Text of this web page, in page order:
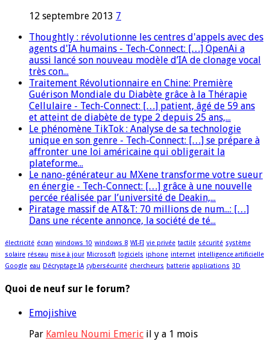
12 septembre 2013 7
Thoughtly : révolutionne les centres d'appels avec des
agents d'IA humains - Tech-Connect: […] OpenAi a
aussi lancé son nouveau modèle d’IA de clonage vocal
très con...
Traitement Révolutionnaire en Chine: Première
Guérison Mondiale du Diabète grâce à la Thérapie
Cellulaire - Tech-Connect: […] patient, âgé de 59 ans
et atteint de diabète de type 2 depuis 25 ans,...
Le phénomène TikTok : Analyse de sa technologie
unique en son genre - Tech-Connect: […] se prépare à
affronter une loi américaine qui obligerait la
plateforme...
Le nano-générateur au MXene transforme votre sueur
en énergie - Tech-Connect: […] grâce à une nouvelle
percée réalisée par l’université de Deakin,...
Piratage massif de AT&T: 70 millions de num...: […]
Dans une récente annonce, la société de té...
électricité écran windows 10 windows 8 WI-FI vie privée tactile sécurité système
solaire réseau mise à jour Microsoft logiciels iphone internet intelligence artificielle
Google eau Décryptage IA cybersécurité chercheurs batterie applications 3D
Quoi de neuf sur le forum?
Emojishive
Par Kamleu Noumi Emeric il y a 1 mois